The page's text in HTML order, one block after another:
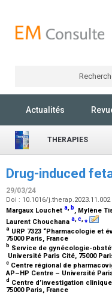
Actualités
THERAPIES
Drug-induced
29/03/24
Doi : 10.1016/j.therap.2023.11.002
Margaux Louchet a b, Mylène
Laurent Chouchana a c ⁎
a URP 7323 “Pharmacologie et
75000 Paris, France
b Service de gynécologie-
Université Paris Cité, 75000
c Centre régional de
AP–HP Centre – Université
d Centre d’investigation
75000 Paris, France